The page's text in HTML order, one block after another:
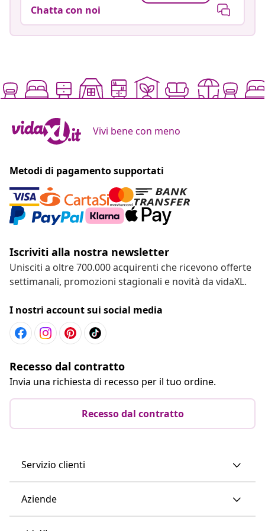
Chatta con noi
Vivi bene con meno
Metodi di pagamento supportati
Iscriviti alla nostra newsletter
Unisciti a oltre 700.000 acquirenti che ricevono offerte
settimanali, promozioni stagionali e novità da vidaXL.
I nostri account sui social media
Recesso dal contratto
Invia una richiesta di recesso per il tuo ordine.
Recesso dal contratto
Servizio clienti
Aziende